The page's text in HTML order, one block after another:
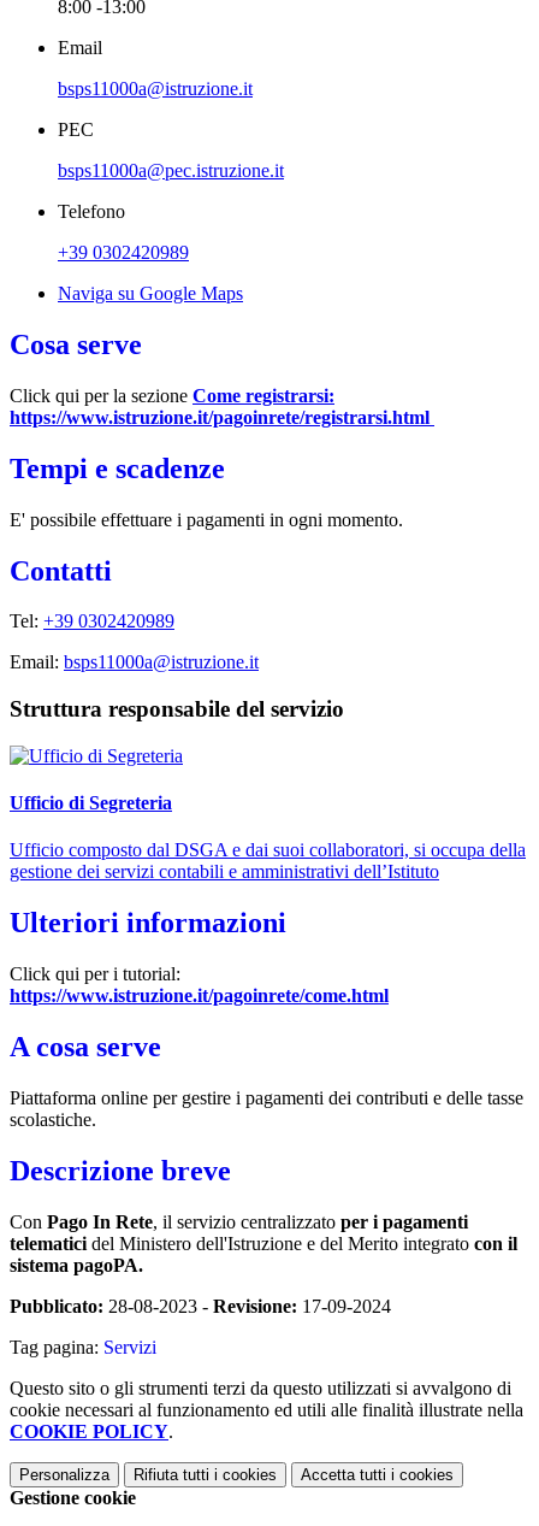
8:00 -13:00
Email
bsps11000a@istruzione.it
PEC
bsps11000a@pec.istruzione.it
Telefono
+39 0302420989
Naviga su Google Maps
Cosa serve
Click qui per la sezione Come registrarsi:
https://www.istruzione.it/pagoinrete/registrarsi.html
Tempi e scadenze
E' possibile effettuare i pagamenti in ogni momento.
Contatti
Tel: +39 0302420989
Email: bsps11000a@istruzione.it
Struttura responsabile del servizio
Ufficio di Segreteria
Ufficio composto dal DSGA e dai suoi collaboratori, si occupa della
gestione dei servizi contabili e amministrativi dell’Istituto
Ulteriori informazioni
Click qui per i tutorial:
https://www.istruzione.it/pagoinrete/come.html
A cosa serve
Piattaforma online per gestire i pagamenti dei contributi e delle tasse
scolastiche.
Descrizione breve
Con Pago In Rete, il servizio centralizzato per i pagamenti
telematici del Ministero dell'Istruzione e del Merito integrato con il
sistema pagoPA.
Pubblicato: 28-08-2023 - Revisione: 17-09-2024
Tag pagina: Servizi
Questo sito o gli strumenti terzi da questo utilizzati si avvalgono di
cookie necessari al funzionamento ed utili alle finalità illustrate nella
COOKIE POLICY.
Personalizza Rifiuta tutti i cookies Accetta tutti i cookies
Gestione cookie